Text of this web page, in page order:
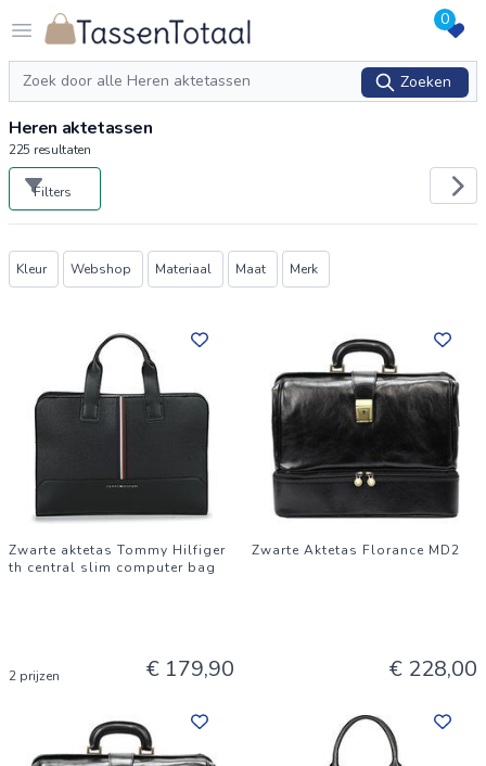
Open menu
Logo Tassentotaal.nl 0
Zoeken
Zoeken
Heren aktetassen
225 resultaten
Filters
Producten
Kleur Webshop Materiaal Maat Merk
Zwarte aktetas Tommy Hilfiger
th central slim computer bag
2 prijzen € 179,90
Zwarte Aktetas Florance MD2
€ 228,00